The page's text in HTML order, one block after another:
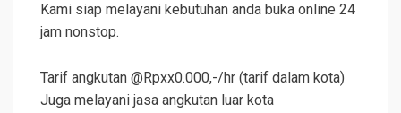
Kami siap melayani kebutuhan anda buka online 24
jam nonstop.
Tarif angkutan @Rpxx0.000,-/hr (tarif dalam kota)
Juga melayani jasa angkutan luar kota